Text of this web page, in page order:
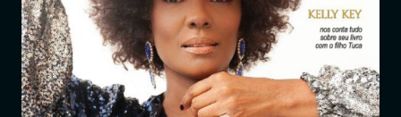
Notícias
Entrar